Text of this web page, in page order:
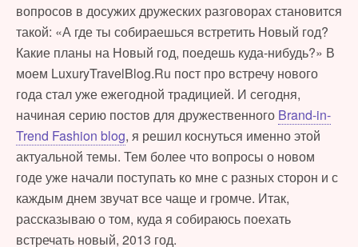
вопросов в досужих дружеских разговорах становится
такой: «А где ты собираешься встретить Новый год?
Какие планы на Новый год, поедешь куда-нибудь?» В
моем LuxuryTravelBlog.Ru пост про встречу нового
года стал уже ежегодной традицией. И сегодня,
начиная серию постов для дружественного Brand-in-
Trend Fashion blog, я решил коснуться именно этой
актуальной темы. Тем более что вопросы о новом
годе уже начали поступать ко мне с разных сторон и с
каждым днем звучат все чаще и громче. Итак,
рассказываю о том, куда я собираюсь поехать
встречать новый, 2013 год.